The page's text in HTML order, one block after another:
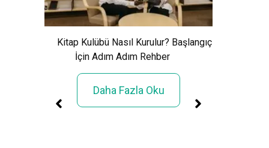
Kitap Kulübü Nasıl Kurulur? Başlangıç
İçin Adım Adım Rehber
Daha Fazla Oku